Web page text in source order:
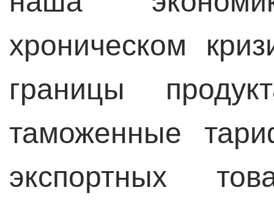
хроническом
границы
таможенные
экспортных